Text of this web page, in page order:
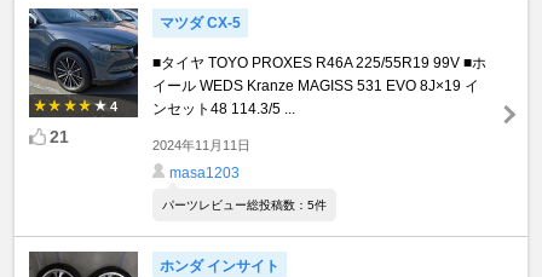
4
21
マツダ CX-5
■タイヤ TOYO PROXES R46A 225/55R19 99V ■ホ
イール WEDS Kranze MAGISS 531 EVO 8J×19 イ
ンセット48 114.3/5 ...
2024年11月11日
masa1203
パーツレビュー総投稿数：5件
ホンダ インサイト